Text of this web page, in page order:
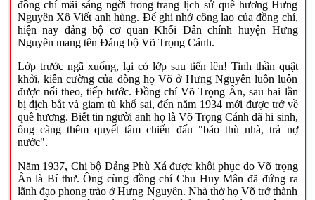
đồng chí mãi sáng ngời trong trang lịch sử quê hương Hưng
Nguyên Xô Viết anh hùng. Để ghi nhớ công lao của đồng chí,
hiện nay đảng bộ cơ quan Khối Dân chính huyện Hưng
Nguyên mang tên Đảng bộ Võ Trọng Cánh.
Lớp trước ngã xuống, lại có lớp sau tiến lên! Tinh thần quật
khởi, kiên cường của dòng họ Võ ở Hưng Nguyên luôn luôn
được nối theo, tiếp bước. Đồng chí Võ Trọng Ân, sau hai lần
bị địch bắt và giam tù khổ sai, đến năm 1934 mới được trở về
quê hương. Biết tin người anh họ là Võ Trọng Cánh đã hi sinh,
ông càng thêm quyết tâm chiến đấu "báo thù nhà, trả nợ
nước".
Năm 1937, Chi bộ Đảng Phù Xá được khôi phục do Võ trọng
Ân là Bí thư. Ông cùng đồng chí Chu Huy Mân đã đứng ra
lãnh đạo phong trào ở Hưng Nguyên. Nhà thờ họ Võ trở thành